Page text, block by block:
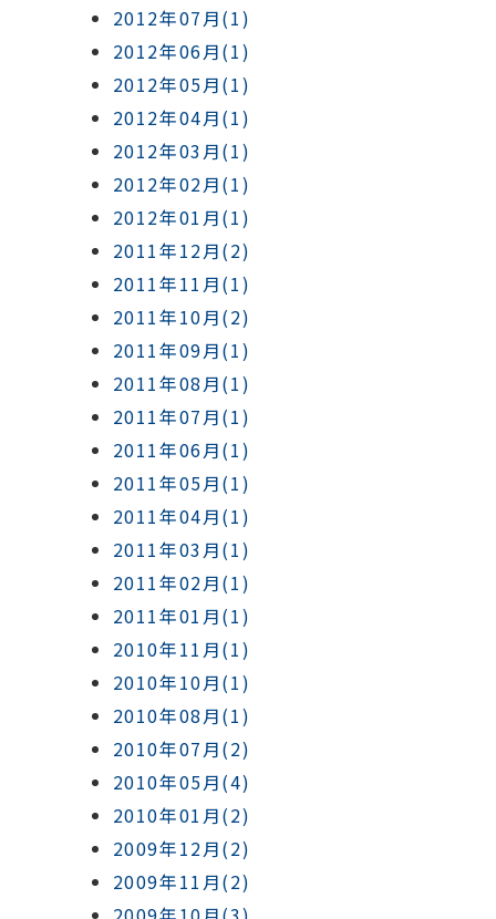
2012年07月(1)
2012年06月(1)
2012年05月(1)
2012年04月(1)
2012年03月(1)
2012年02月(1)
2012年01月(1)
2011年12月(2)
2011年11月(1)
2011年10月(2)
2011年09月(1)
2011年08月(1)
2011年07月(1)
2011年06月(1)
2011年05月(1)
2011年04月(1)
2011年03月(1)
2011年02月(1)
2011年01月(1)
2010年11月(1)
2010年10月(1)
2010年08月(1)
2010年07月(2)
2010年05月(4)
2010年01月(2)
2009年12月(2)
2009年11月(2)